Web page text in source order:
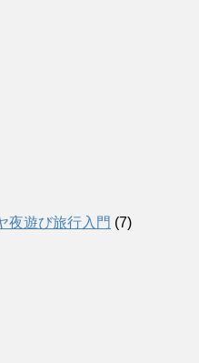
夜遊び旅行入門 (7)